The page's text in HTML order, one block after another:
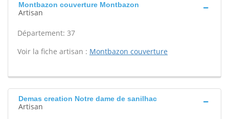
Montbazon couverture Montbazon
Artisan
Département: 37
Voir la fiche artisan : Montbazon couverture
Demas creation Notre dame de sanilhac
Artisan